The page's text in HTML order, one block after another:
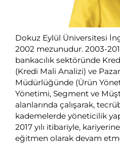
Dokuz Eylül Üniversitesi
2002 mezunudur. 2003-
bankacılık sektöründe
(Kredi Mali Analizi) ve
Müdürlüğünde (Ürün
Yönetimi, Segment ve
alanlarında çalışarak,
kademelerde yöneticilik
2017 yılı itibariyle,
eğitmen olarak devam